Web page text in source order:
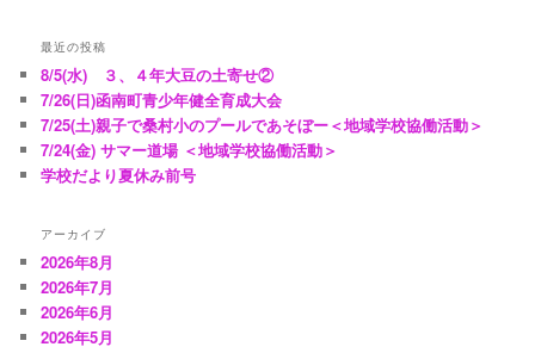
最近の投稿
8/5(水) ３、４年大豆の土寄せ②
7/26(日)函南町青少年健全育成大会
7/25(土)親子で桑村小のプールであそぼー＜地域学校協働活動＞
7/24(金) サマー道場 ＜地域学校協働活動＞
学校だより夏休み前号
アーカイブ
2026年8月
2026年7月
2026年6月
2026年5月